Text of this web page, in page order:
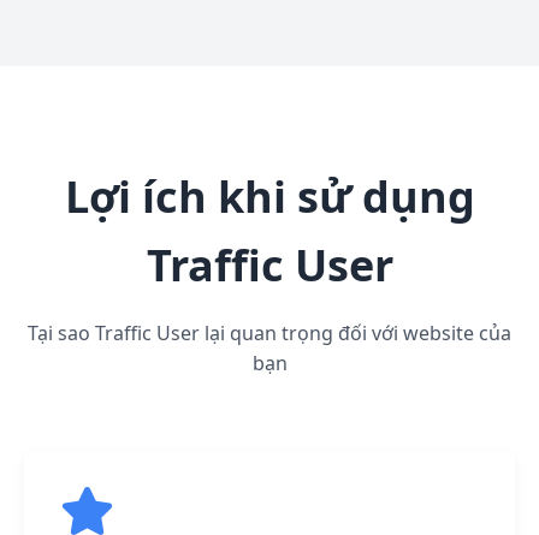
Lợi ích khi sử dụng
Traffic User
Tại sao Traffic User lại quan trọng đối với website của
bạn